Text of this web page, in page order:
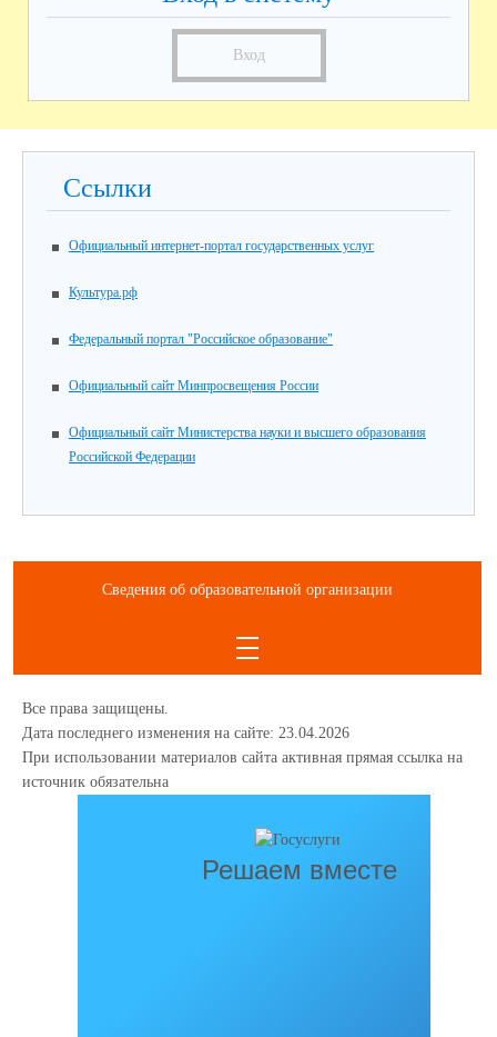
Вход
Ссылки
Официальный интернет-портал государственных услуг
Культура.рф
Федеральный портал "Российское образование"
Официальный сайт Минпросвещения России
Официальный сайт Министерства науки и высшего образования
Российской Федерации
Сведения об образовательной организации
Все права защищены.
Дата последнего изменения на сайте: 23.04.2026
При использовании материалов сайта активная прямая ссылка на
источник обязательна
Решаем вместе